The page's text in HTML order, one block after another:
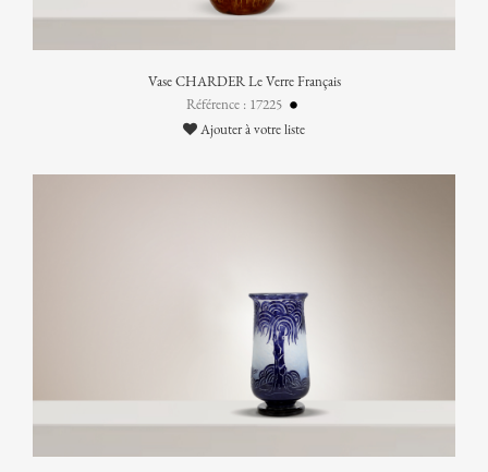
Vase CHARDER Le Verre Français
Référence : 17225
Ajouter à votre liste